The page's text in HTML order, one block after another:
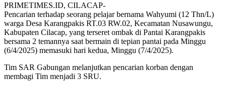
PRIMETIMES.ID, CILACAP-
Pencarian terhadap seorang pelajar bernama Wahyumi (12 Thn/L)
warga Desa Karangpakis RT.03 RW.02, Kecamatan Nusawungu,
Kabupaten Cilacap, yang terseret ombak di Pantai Karangpakis
bersama 2 temannya saat bermain di tepian pantai pada Minggu
(6/4/2025) memasuki hari kedua, Minggu (7/4/2025).
Tim SAR Gabungan melanjutkan pencarian korban dengan
membagi Tim menjadi 3 SRU.